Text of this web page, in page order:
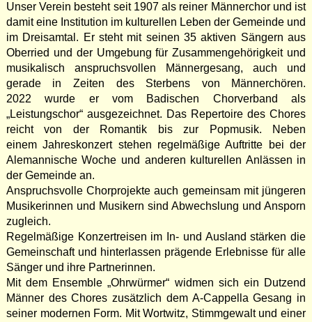
Unser Verein besteht seit 1907 als reiner Männerchor und ist
damit eine Institution im kulturellen Leben der Gemeinde und
im Dreisamtal. Er steht mit seinen 35 aktiven Sängern aus
Oberried und der Umgebung für Zusammengehörigkeit und
musikalisch anspruchsvollen Männergesang, auch und
gerade in Zeiten des Sterbens von Männerchören.
2022 wurde er vom Badischen Chorverband als
„Leistungschor“ ausgezeichnet. Das Repertoire des Chores
reicht von der Romantik bis zur Popmusik. Neben
einem Jahreskonzert stehen regelmäßige Auftritte bei der
Alemannische Woche und anderen kulturellen Anlässen in
der Gemeinde an.
Anspruchsvolle Chorprojekte auch gemeinsam mit jüngeren
Musikerinnen und Musikern sind Abwechslung und Ansporn
zugleich.
Regelmäßige Konzertreisen im In- und Ausland stärken die
Gemeinschaft und hinterlassen prägende Erlebnisse für alle
Sänger und ihre Partnerinnen.
Mit dem Ensemble „Ohrwürmer“ widmen sich ein Dutzend
Männer des Chores zusätzlich dem A-Cappella Gesang in
seiner modernen Form. Mit Wortwitz, Stimmgewalt und einer